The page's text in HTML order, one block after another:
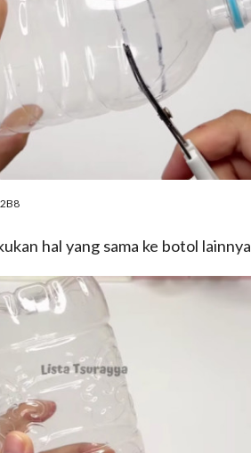
hal yang sama ke botol lainnya